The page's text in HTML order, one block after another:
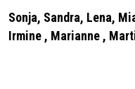
Sonja, Sandra, Lena,
Irmine , Marianne ,